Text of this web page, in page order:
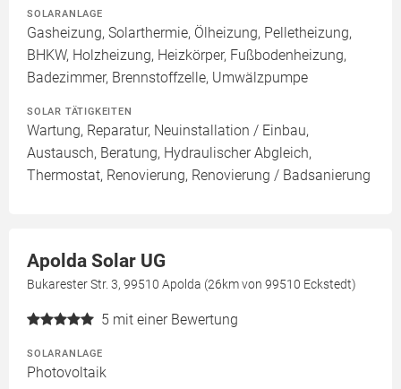
SOLARANLAGE
Gasheizung, Solarthermie, Ölheizung, Pelletheizung,
BHKW, Holzheizung, Heizkörper, Fußbodenheizung,
Badezimmer, Brennstoffzelle, Umwälzpumpe
SOLAR TÄTIGKEITEN
Wartung, Reparatur, Neuinstallation / Einbau,
Austausch, Beratung, Hydraulischer Abgleich,
Thermostat, Renovierung, Renovierung / Badsanierung
Apolda Solar UG
Bukarester Str. 3, 99510 Apolda (26km von 99510 Eckstedt)
5 mit einer Bewertung
SOLARANLAGE
Photovoltaik